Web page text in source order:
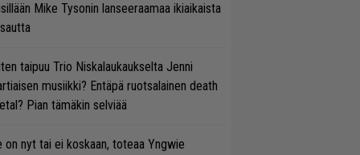
Mike Tysonin lanseeraamaa ikiaikaista
taipuu Trio Niskalaukaukselta Jenni
musiikki? Entäpä ruotsalainen death
Pian tämäkin selviää
on nyt tai ei koskaan, toteaa Yngwie